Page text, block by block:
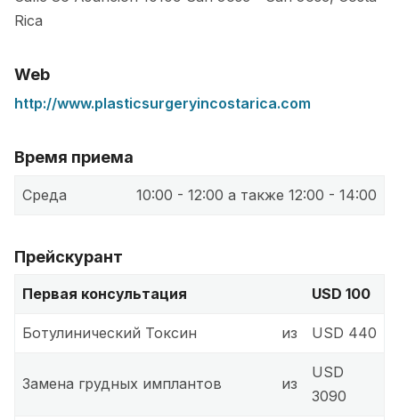
Rica
Web
http://www.plasticsurgeryincostarica.com
Время приема
Среда 10:00 - 12:00 а также 12:00 - 14:00
Прейскурант
Первая консультация USD 100
Ботулинический Токсин из USD 440
Замена грудных имплантов из
USD
3090